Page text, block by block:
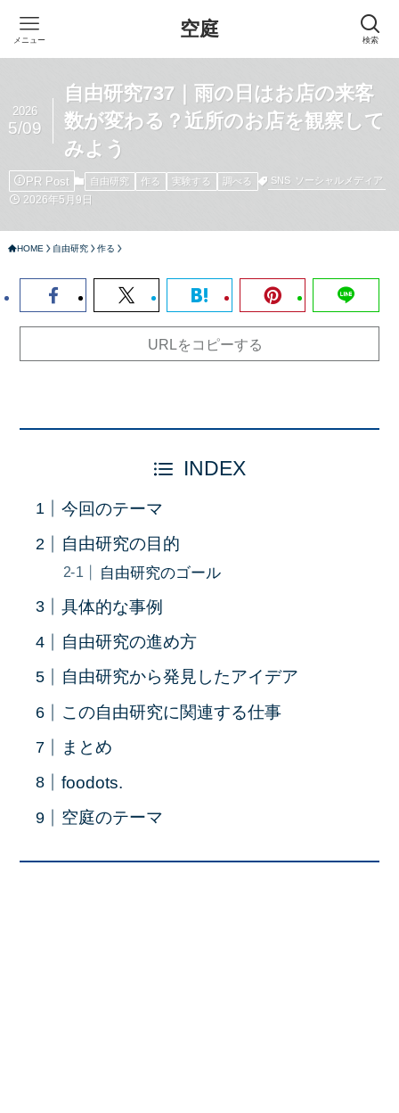
空庭 検索
メニュー
自由研究737｜雨の日はお店の来客
数が変わる？近所のお店を観察して
みよう
2026
5/09
PR Post 自由研究 作る 実験する 調べる SNS ソーシャルメディア
2026年5月9日
HOME 自由研究 作る
URLをコピーする
INDEX
今回のテーマ
自由研究の目的
自由研究のゴール
具体的な事例
自由研究の進め方
自由研究から発見したアイデア
この自由研究に関連する仕事
まとめ
foodots.
空庭のテーマ